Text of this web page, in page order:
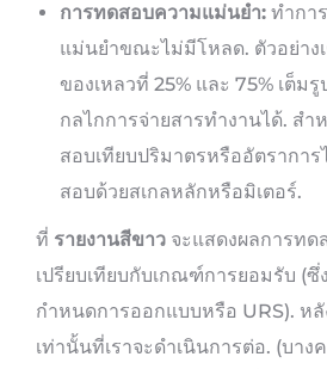
การทดสอบความแม่นยำ: ทำกา
แม่นยำขณะไม่มีโหลด. ตัวอย่าง
ของเหลวที่ 25% และ 75% เต็ม
กลไกการจ่ายสารทำงานได้. สำ
สอบเทียบปริมาตรหรืออัตราการ
สอบด้วยสเกลหลักหรือมิเตอร์.
ที่ รายงานสีขาว จะแสดงผลการทด
เปรียบเทียบกับเกณฑ์การยอมรับ (ซึ่
กำหนดการออกแบบหรือ URS). ห
เท่านั้นที่เราจะดำเนินการต่อ. (บาง